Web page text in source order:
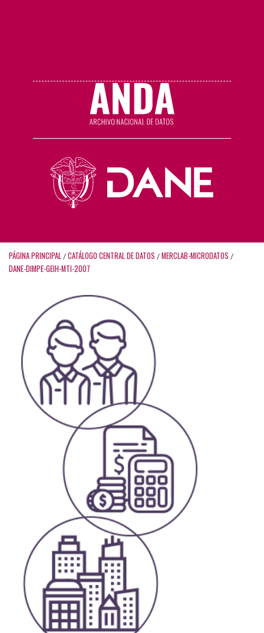
PÁGINA PRINCIPAL / CATÁLOGO CENTRAL DE DATOS / MERCLAB-MICRODATOS /
DANE-DIMPE-GEIH-MTI-2007